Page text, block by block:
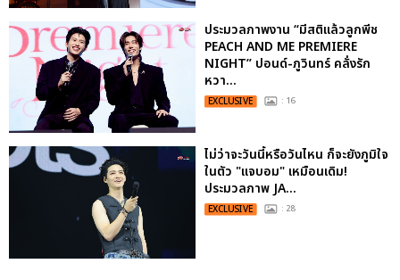
ประมวลภาพงาน “มีสติแล้วลูกพีช
PEACH AND ME PREMIERE
NIGHT” ปอนด์-ภูวินทร์ คลั่งรัก
หวา...
EXCLUSIVE : 16
ไม่ว่าจะวันนี้หรือวันไหน ก็จะยังภูมิใจ
ในตัว "แจบอม" เหมือนเดิม!
ประมวลภาพ JA...
EXCLUSIVE : 28